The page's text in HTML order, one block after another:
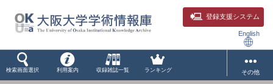
登録支援システム
English
検索画面選択 利用案内 収録雑誌一覧 ランキング その他